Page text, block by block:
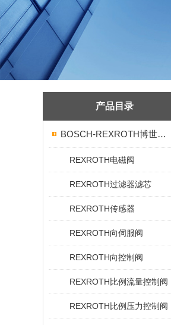
产品目录
BOSCH-REXROTH博世力士乐
REXROTH电磁阀
REXROTH过滤器滤芯
REXROTH传感器
REXROTH向伺服阀
REXROTH向控制阀
REXROTH比例流量控制阀
REXROTH比例压力控制阀